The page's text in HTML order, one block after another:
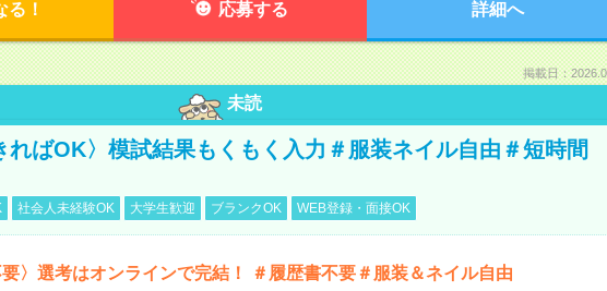
る！ 応募する 詳細へ
掲載日：
未読
ればOK〉模試結果もくもく入力＃服装ネイル自由＃短時間
社会人未経験OK 大学生歓迎 ブランクOK WEB登録・面接OK
〉選考はオンラインで完結！ ＃履歴書不要＃服装＆ネイル自由